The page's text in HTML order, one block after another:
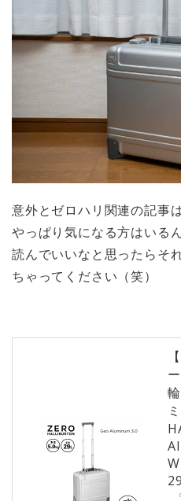
意外とゼロハリ関連の記事
やっぱり気になる方はいる
読んでいいなと思ったらそ
ちゃってください（笑）